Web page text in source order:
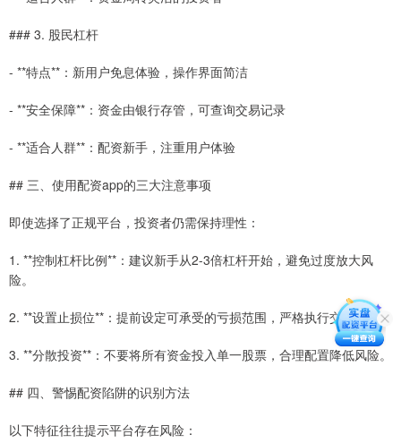
### 3. 股民杠杆
- **特点**：新用户免息体验，操作界面简洁
- **安全保障**：资金由银行存管，可查询交易记录
- **适合人群**：配资新手，注重用户体验
## 三、使用配资app的三大注意事项
即使选择了正规平台，投资者仍需保持理性：
1. **控制杠杆比例**：建议新手从2-3倍杠杆开始，避免过度放大风
险。
2. **设置止损位**：提前设定可承受的亏损范围，严格执行交易纪律。
3. **分散投资**：不要将所有资金投入单一股票，合理配置降低风险。
## 四、警惕配资陷阱的识别方法
以下特征往往提示平台存在风险：